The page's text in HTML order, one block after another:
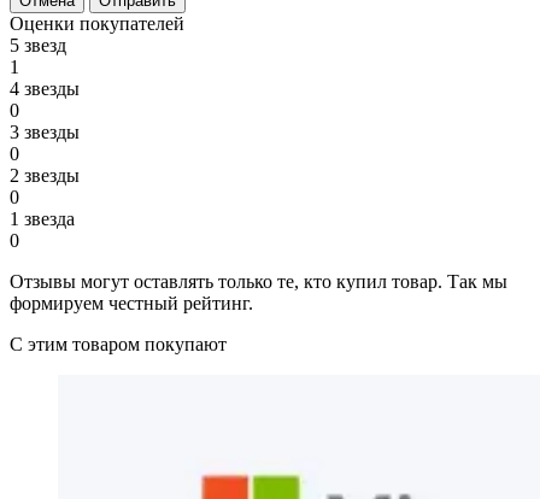
Оценки покупателей
5 звезд
1
4 звезды
0
3 звезды
0
2 звезды
0
1 звезда
0
Отзывы могут оставлять только те, кто купил товар. Так мы
формируем честный рейтинг.
С этим товаром покупают